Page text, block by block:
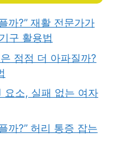
까?” 재활 전문가가
구 활용법
점점 더 아파질까?
요소, 실패 없는 여자
까?” 허리 통증 잡는